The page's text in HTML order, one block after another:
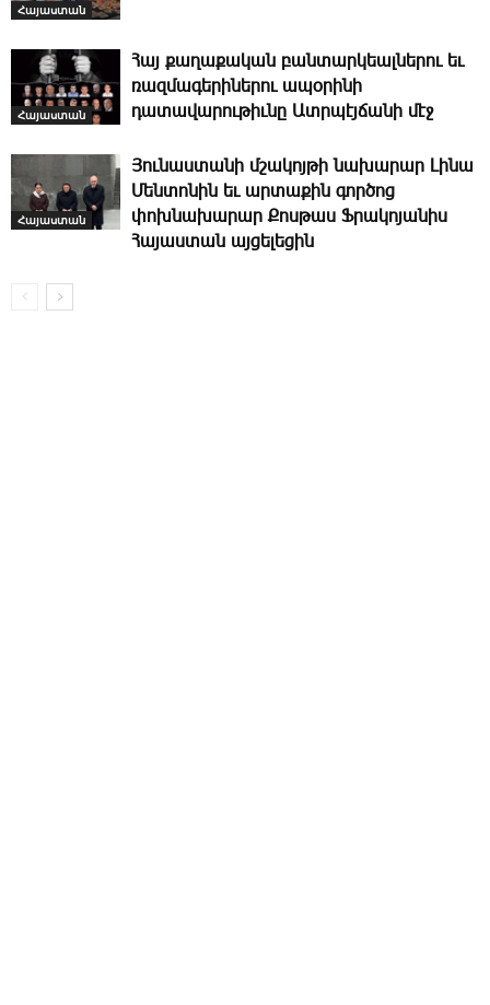
Հայաստան
Հայաստան
­Հայ քաղաքական բանտարկեալներու եւ
ռազմագերիներու ապօրինի
դատավարութիւնը Ատրպէյճանի մէջ
Հայաստան
­Յունաստանի մշակոյթի նախարար Լինա
Մենտոնին եւ արտաքին գործոց
փոխնախարար Քոսթաս Ֆ­րակոյանիս
Հայաստան այ­ցե­լեցին